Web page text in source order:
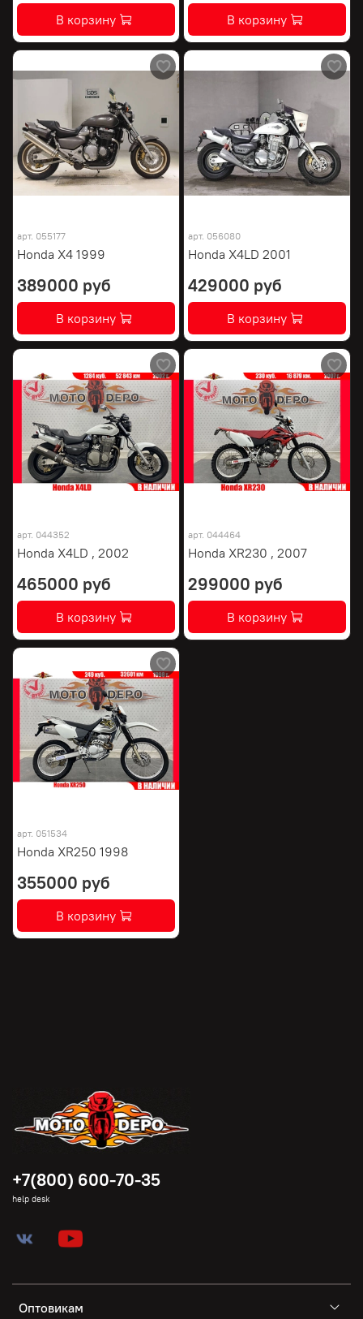
В корзину В корзину
арт. 055177
Honda X4 1999
389000 руб
В корзину
арт. 056080
Honda X4LD 2001
429000 руб
В корзину
арт. 044352
Honda X4LD , 2002
465000 руб
В корзину
арт. 044464
Honda XR230 , 2007
299000 руб
В корзину
арт. 051534
Honda XR250 1998
355000 руб
В корзину
Оптовикам
+7(800) 600-70-35
help desk